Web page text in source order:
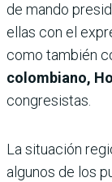
de mando
ellas con el
como también
colombiano,
congresistas.
La situación
algunos de los